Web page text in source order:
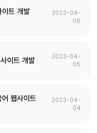
이트 개발
2023-04-
06
이트 개발
2023-04-
05
웹사이트
2023-04-
04